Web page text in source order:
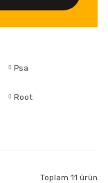
Psa
Root
Toplam 11 ürün